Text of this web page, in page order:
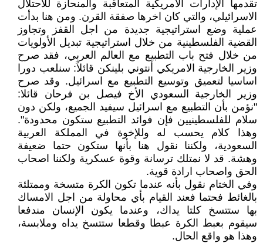
تقدمها الإدارات الامريكية المتعاقبة والمنحازة للاحتلال
الاسرائيلي، والتي كان اخرها صفقة القرن. ومن هنا بدأت
عملية وضع استراتيجية جديدة من اجل القفز وتجاوز
القضية الفلسطينية من خلال استراتيجية تبديل الأولويات
من خلال فتح باب التطبيع مع العالم العربي، فقد صرح
وزير الخارجية الامريكي أنتوني بلينكن قائلاً: سنلعب دورا
اساسيا لتعميق وتوسيع التطبيع مع اسرائيل. وقد صرح
وزير الخارجية السعودي الأخ فيصل بن فرحان قائلا:
"نؤمن بأن التطبيع مع اسرائيل سيفيد الجميع، ولكن دون
سلام للفلسطينيين فإن فوائد التطبيع ستكون محدودة".
وهذا كلام يحسب له وللإخوة في المملكة العربية
السعودية، ولكننا نقول هنا بأنها ستكون حتما ضعيفة
وهشة. قد لا نمتلك ترسانة وقوة عسكرية ولكننا اصحاب
الحق واصحاب ارادة قوية.
وفي الختام نقول بأنه عندما تكون الكرة متسخة وممتلئة
بالغائط فحتما فعند القيام بأي محاولة من اجل الامساك
بها ستتسخ كلتا يداك، وعندما يكون الإنسان مندفعا
سيقوم بعبط الكرة عبطا وقطعا ستتسخ يداه وملابسة،
وهذا هو واقع الحال.